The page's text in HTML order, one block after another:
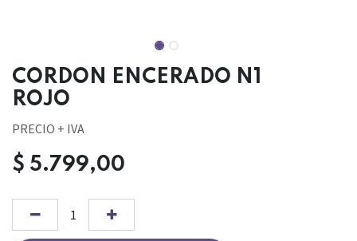
CORDON ENCERADO N1
ROJO
PRECIO + IVA
$ 5.799,00